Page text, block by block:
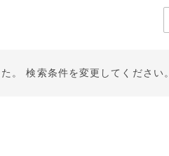
。 検索条件を変更してください。